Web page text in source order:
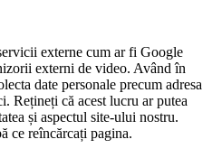
externe cum ar fi Google
externi de video. Având în
date personale precum adresa
Rețineți că acest lucru ar putea
și aspectul site-ului nostru.
ce reîncărcați pagina.